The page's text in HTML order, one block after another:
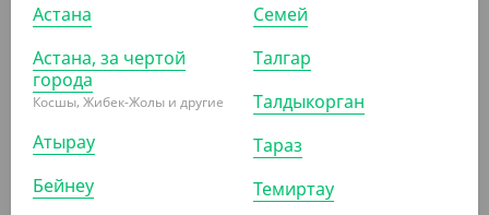
УП (152)
Астана
Астана, за чертой
города
Косшы, Жибек-Жолы и другие
Атырау
Бейнеу
Семей
Талгар
Талдыкорган
Тараз
Темиртау